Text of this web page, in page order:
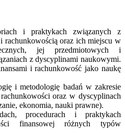
i praktykach związanych z
rachunkowością oraz ich miejscu w
jej przedmiotowych i
z dyscyplinami naukowymi.
i rachunkowość jako naukę
i metodologię badań w zakresie
oraz w dyscyplinach
ekonomia, nauki prawne).
procedurach i praktykach
finansowej różnych typów